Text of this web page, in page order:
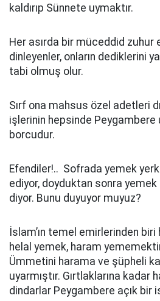
kaldırıp Sünnete uymaktır.
Her asırda bir müceddid zuhur
dinleyenler, onların dediklerini
tabi olmuş olur.
Sırf ona mahsus özel adetleri
işlerinin hepsinde Peygambere
borcudur.
Efendiler!.. Sofrada yemek
ediyor, doyduktan sonra yemek
diyor. Bunu duyuyor muyuz?
İslam’ın temel emirlerinden
helal yemek, haram
Ümmetini harama ve şüpheli
uyarmıştır. Gırtlaklarına kadar
dindarlar Peygambere açık bir